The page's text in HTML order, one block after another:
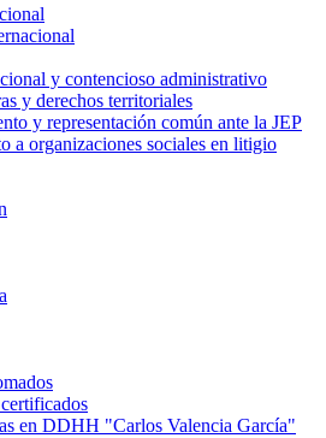
y contencioso administrativo
y derechos territoriales
y representación común ante la JEP
a organizaciones sociales en litigio
en DDHH "Carlos Valencia García"